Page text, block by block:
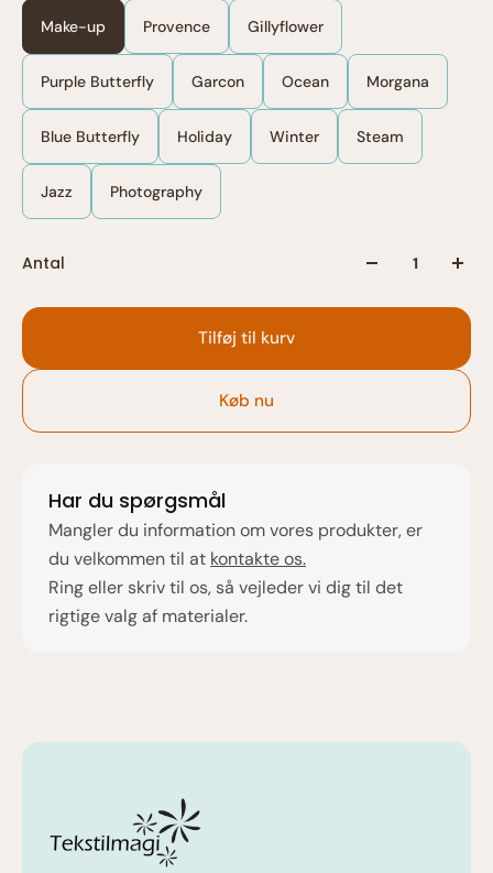
Make-up Provence Gillyflower
Purple Butterfly Garcon Ocean Morgana
Blue Butterfly Holiday Winter Steam
Jazz Photography
Antal
Tilføj til kurv
Køb nu
Har du spørgsmål
Mangler du information om vores produkter, er
du velkommen til at kontakte os.
Ring eller skriv til os, så vejleder vi dig til det
rigtige valg af materialer.